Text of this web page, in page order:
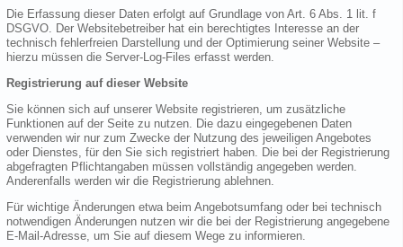
Die Erfassung dieser Daten erfolgt auf Grundlage von Art. 6 Abs. 1 lit. f
DSGVO. Der Websitebetreiber hat ein berechtigtes Interesse an der
technisch fehlerfreien Darstellung und der Optimierung seiner Website –
hierzu müssen die Server-Log-Files erfasst werden.
Registrierung auf dieser Website
Sie können sich auf unserer Website registrieren, um zusätzliche
Funktionen auf der Seite zu nutzen. Die dazu eingegebenen Daten
verwenden wir nur zum Zwecke der Nutzung des jeweiligen Angebotes
oder Dienstes, für den Sie sich registriert haben. Die bei der Registrierung
abgefragten Pflichtangaben müssen vollständig angegeben werden.
Anderenfalls werden wir die Registrierung ablehnen.
Für wichtige Änderungen etwa beim Angebotsumfang oder bei technisch
notwendigen Änderungen nutzen wir die bei der Registrierung angegebene
E-Mail-Adresse, um Sie auf diesem Wege zu informieren.